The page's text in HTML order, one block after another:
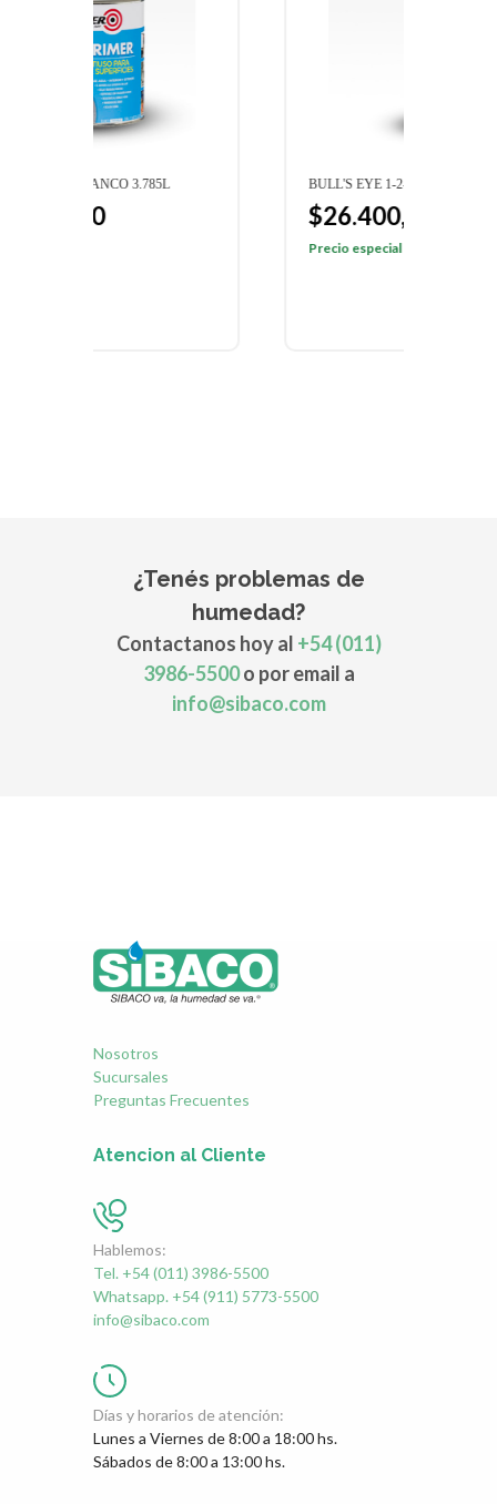
BULL'S EYE 1-2-3 AEROSOL BLANCO
$31.060,00
¿Tenés problemas de
humedad?
Contactanos hoy al +54 (011)
3986-5500o por email a
info@sibaco.com
Nosotros
Sucursales
Preguntas Frecuentes
Atencion al Cliente
Hablemos:
Tel. +54 (011) 3986-5500
Whatsapp. +54 (911) 5773-5500
info@sibaco.com
Días y horarios de atención:
Lunes a Viernes de 8:00 a 18:00 hs.
Sábados de 8:00 a 13:00 hs.